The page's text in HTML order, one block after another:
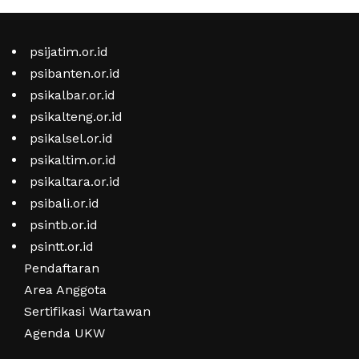
psijatim.or.id
psibanten.or.id
psikalbar.or.id
psikalteng.or.id
psikalsel.or.id
psikaltim.or.id
psikaltara.or.id
psibali.or.id
psintb.or.id
psintt.or.id
Pendaftaran
Area Anggota
Sertifikasi Wartawan
Agenda UKW